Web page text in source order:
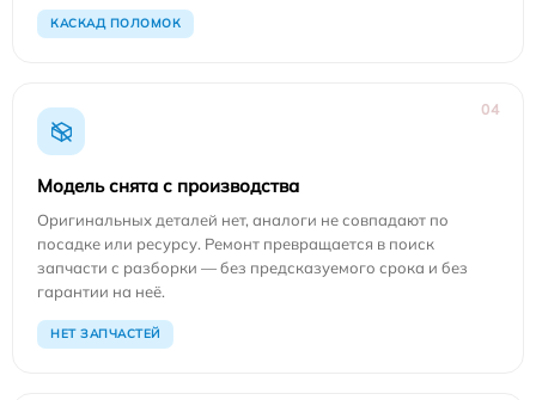
КАСКАД ПОЛОМОК
04
Модель снята с производства
Оригинальных деталей нет, аналоги не совпадают по
посадке или ресурсу. Ремонт превращается в поиск
запчасти с разборки — без предсказуемого срока и без
гарантии на неё.
НЕТ ЗАПЧАСТЕЙ